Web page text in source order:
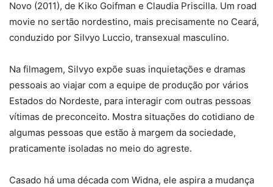
Novo (2011), de Kiko Goifman e Claudia Priscilla. Um road
movie no sertão nordestino, mais precisamente no Ceará,
conduzido por Silvyo Luccio, transexual masculino.
Na filmagem, Silvyo expõe suas inquietações e dramas
pessoais ao viajar com a equipe de produção por vários
Estados do Nordeste, para interagir com outras pessoas
vítimas de preconceito. Mostra situações do cotidiano de
algumas pessoas que estão à margem da sociedade,
praticamente isoladas no meio do agreste.
Casado há uma década com Widna, ele aspira a mudança